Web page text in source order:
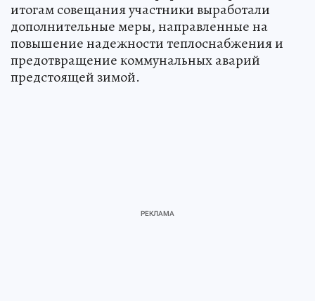
итогам совещания участники выработали
дополнительные меры, направленные на
повышение надежности теплоснабжения и
предотвращение коммунальных аварий
предстоящей зимой.